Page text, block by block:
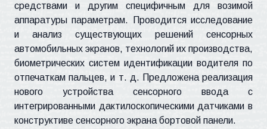
средствами и другим специфичным для возимой
аппаратуры параметрам. Проводится исследование
и анализ существующих решений сенсорных
автомобильных экранов, технологий их производства,
биометрических систем идентификации водителя по
отпечаткам пальцев, и т. д. Предложена реализация
нового устройства сенсорного ввода с
интегрированными дактилоскопическими датчиками в
конструктиве сенсорного экрана бортовой панели.